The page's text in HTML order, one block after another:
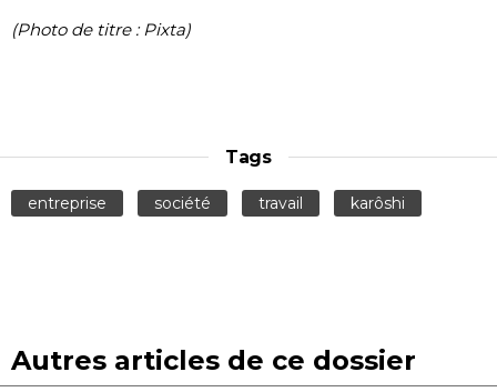
(Photo de titre : Pixta)
Tags
entreprise société travail karôshi
Autres articles de ce dossier